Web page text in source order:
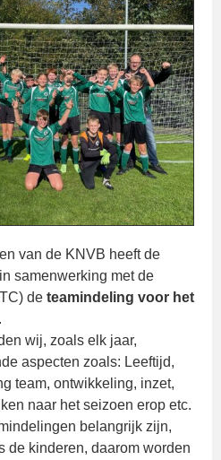
van de KNVB heeft de
samenwerking met de
de teamindeling voor het
wij, zoals elk jaar,
aspecten zoals: Leeftijd,
team, ontwikkeling, inzet,
naar het seizoen erop etc.
belangrijk zijn,
de kinderen, daarom worden